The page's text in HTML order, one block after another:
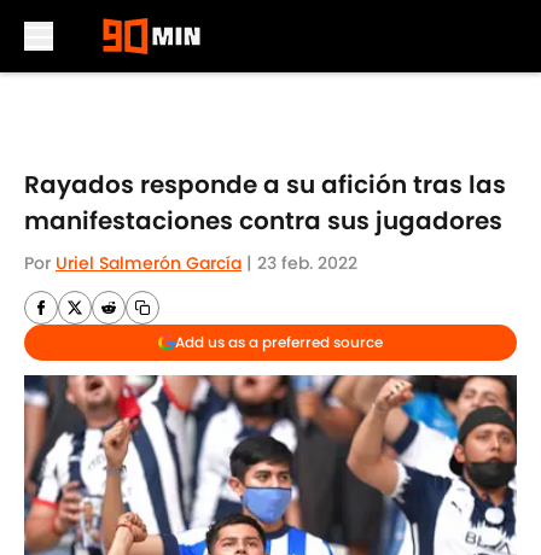
Rayados responde a su afición tras las
manifestaciones contra sus jugadores
Por Uriel Salmerón García | 23 feb. 2022
Add us as a preferred source